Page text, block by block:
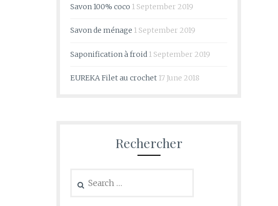
Savon 100% coco 1 September 2019
Savon de ménage 1 September 2019
Saponification à froid 1 September 2019
EUREKA Filet au crochet 17 June 2018
Rechercher
for: